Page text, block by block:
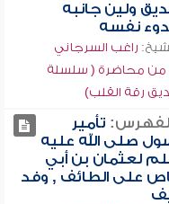
ولين جانبه
نفسه
راغب السرجاني
من محاضرة ( سلسلة
رقة القلب)
تأمير
صلى الله عليه
لعثمان بن أبي
على الطائف , وفد